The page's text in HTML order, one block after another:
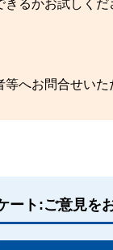
るかお試しくだ
へお問合せい
ート:ご意見を